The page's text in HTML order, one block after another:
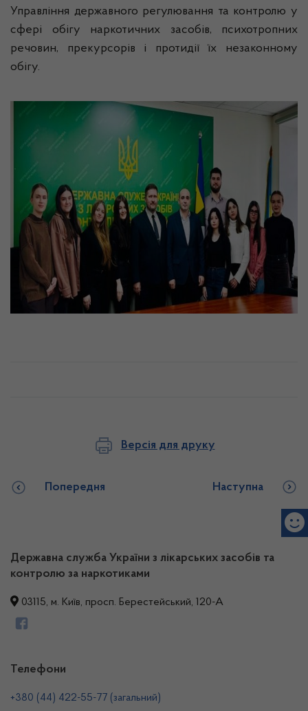
Управління державного регулювання та контролю у
сфері обігу наркотичних засобів, психотропних
речовин, прекурсорів і протидії їх незаконному
обігу.
Версія для друку
Попередня Наступна
Державна служба України з лікарських засобів та
контролю за наркотиками
03115, м. Київ, просп. Берестейський, 120-А
Телефони
+380 (44) 422-55-77 (загальний)